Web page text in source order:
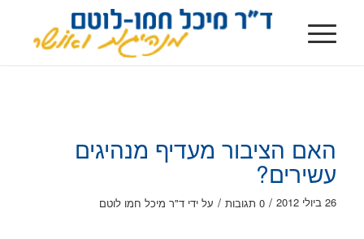
האם הציבור מעדיף מנהיגים
עשירים?
26 ביולי 2012 / 0 תגובות / על ידי ד"ר מיכל חמו לוטם